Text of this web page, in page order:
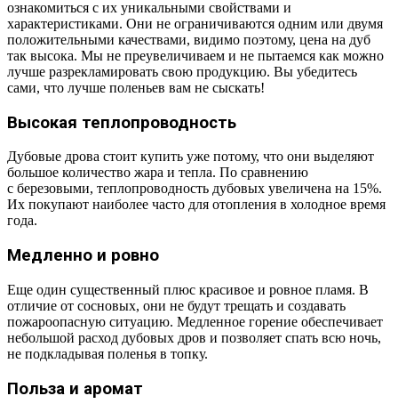
ознакомиться с их уникальными свойствами и
характеристиками. Они не ограничиваются одним или двумя
положительными качествами, видимо поэтому, цена на дуб
так высока. Мы не преувеличиваем и не пытаемся как можно
лучше разрекламировать свою продукцию. Вы убедитесь
сами, что лучше поленьев вам не сыскать!
Высокая теплопроводность
Дубовые дрова стоит купить уже потому, что они выделяют
большое количество жара и тепла. По сравнению
с березовыми, теплопроводность дубовых увеличена на 15%.
Их покупают наиболее часто для отопления в холодное время
года.
Медленно и ровно
Еще один существенный плюс красивое и ровное пламя. В
отличие от сосновых, они не будут трещать и создавать
пожароопасную ситуацию. Медленное горение обеспечивает
небольшой расход дубовых дров и позволяет спать всю ночь,
не подкладывая поленья в топку.
Польза и аромат